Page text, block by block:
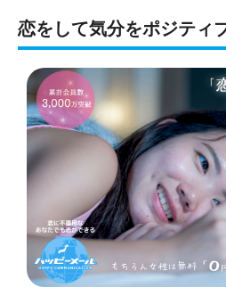
恋をして気分をポジティ